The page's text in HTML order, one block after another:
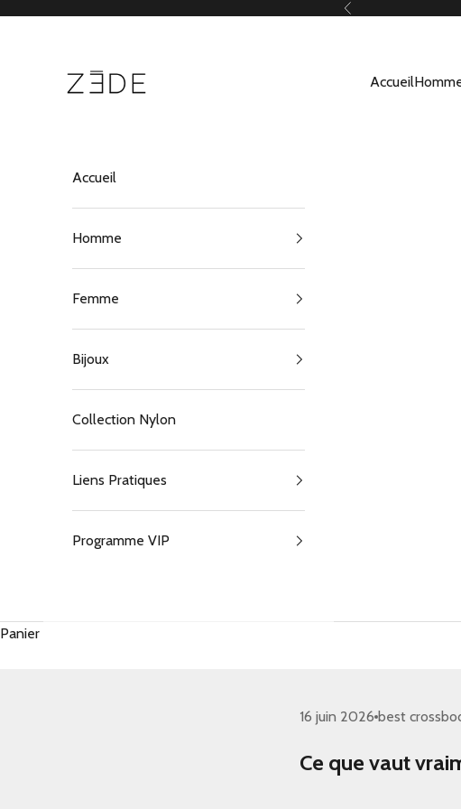
Précédent
Accueil
Accueil
Homme
Femme
Bijoux
Collection Nylon
Liens Pratiques
Programme VIP
Panier
16 juin 2026 best
Ce que vaut